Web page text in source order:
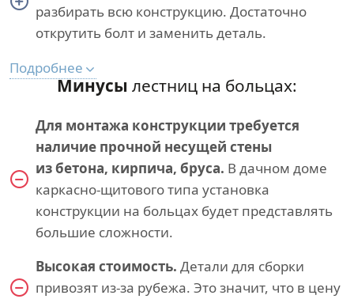
разбирать всю конструкцию. Достаточно
открутить болт и заменить деталь.
Подробнее
Минусы лестниц на больцах:
Для монтажа конструкции требуется
наличие прочной несущей стены
из бетона, кирпича, бруса. В дачном доме
каркасно-щитового типа установка
конструкции на больцах будет представлять
большие сложности.
Высокая стоимость. Детали для сборки
привозят из-за рубежа. Это значит, что в цену